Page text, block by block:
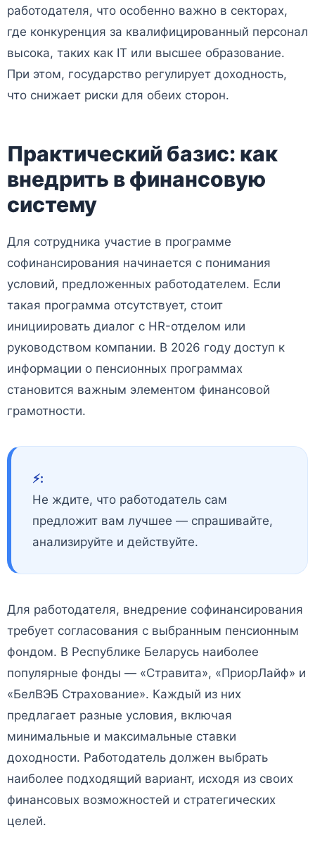
работодателя, что особенно важно в секторах,
где конкуренция за квалифицированный персонал
высока, таких как IT или высшее образование.
При этом, государство регулирует доходность,
что снижает риски для обеих сторон.
Практический базис: как
внедрить в финансовую
систему
Для сотрудника участие в программе
софинансирования начинается с понимания
условий, предложенных работодателем. Если
такая программа отсутствует, стоит
инициировать диалог с HR-отделом или
руководством компании. В 2026 году доступ к
информации о пенсионных программах
становится важным элементом финансовой
грамотности.
⚡️:
Не ждите, что работодатель сам
предложит вам лучшее — спрашивайте,
анализируйте и действуйте.
Для работодателя, внедрение софинансирования
требует согласования с выбранным пенсионным
фондом. В Республике Беларусь наиболее
популярные фонды — «Стравита», «ПриорЛайф» и
«БелВЭБ Страхование». Каждый из них
предлагает разные условия, включая
минимальные и максимальные ставки
доходности. Работодатель должен выбрать
наиболее подходящий вариант, исходя из своих
финансовых возможностей и стратегических
целей.